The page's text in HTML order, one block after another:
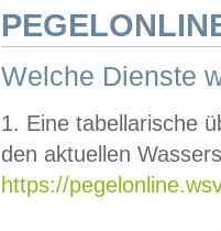
Welche Dienste
1. Eine tabellarische
den aktuellen
https://